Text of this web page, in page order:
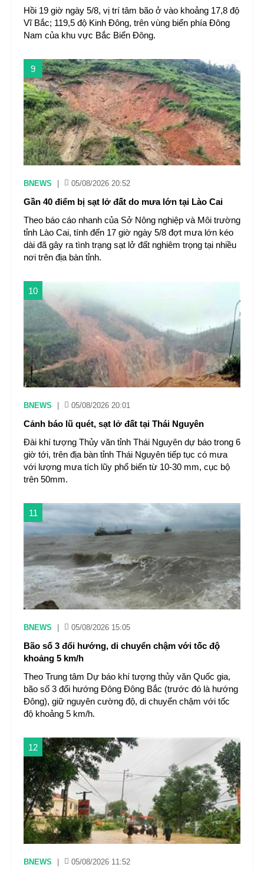
Hồi 19 giờ ngày 5/8, vị trí tâm bão ở vào khoảng 17,8 độ
Vĩ Bắc; 119,5 độ Kinh Đông, trên vùng biển phía Đông
Nam của khu vực Bắc Biển Đông.
9
BNEWS 05/08/2026 20:52
Gần 40 điểm bị sạt lở đất do mưa lớn tại Lào Cai
Theo báo cáo nhanh của Sở Nông nghiệp và Môi trường
tỉnh Lào Cai, tính đến 17 giờ ngày 5/8 đợt mưa lớn kéo
dài đã gây ra tình trạng sạt lở đất nghiêm trọng tại nhiều
nơi trên địa bàn tỉnh.
10
BNEWS 05/08/2026 20:01
Cảnh báo lũ quét, sạt lở đất tại Thái Nguyên ​
Đài khí tượng Thủy văn tỉnh Thái Nguyên dự báo trong 6
giờ tới, trên địa bàn tỉnh Thái Nguyên tiếp tục có mưa
với lượng mưa tích lũy phổ biến từ 10-30 mm, cục bộ
trên 50mm.
11
BNEWS 05/08/2026 15:05
Bão số 3 đổi hướng, di chuyển chậm với tốc độ
khoảng 5 km/h
Theo Trung tâm Dự báo khí tượng thủy văn Quốc gia,
bão số 3 đổi hướng Đông Đông Bắc (trước đó là hướng
Đông), giữ nguyên cường độ, di chuyển chậm với tốc
độ khoảng 5 km/h.
12
BNEWS 05/08/2026 11:52